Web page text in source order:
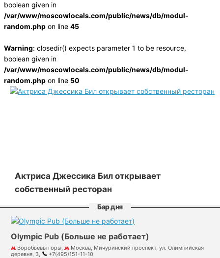
boolean given in
/var/www/moscowlocals.com/public/news/db/modul-
random.phpon line 45
Warning: closedir() expects parameter 1 to be resource,
boolean given in
/var/www/moscowlocals.com/public/news/db/modul-
random.phpon line 50
Актриса Джессика Бил открывает
собственный ресторан
Бар дня
Olympic Pub (Больше не работает)
Воробьёвы горы,
Москва, Мичуринский проспект, ул. Олимпийская
деревня, 3,
+7(495)151-11-10